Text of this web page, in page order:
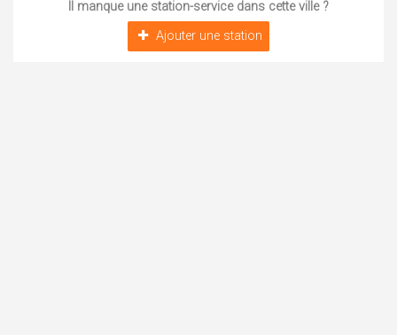
Il manque une station-service dans cette ville ?
Ajouter une station